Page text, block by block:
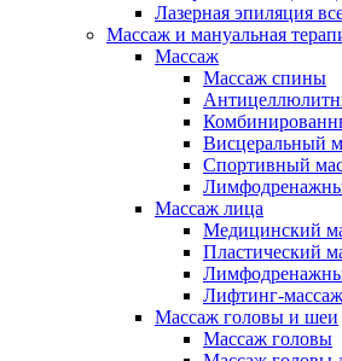
Лазерная эпиляция
Массаж и мануальная
Массаж
Массаж спины
Висцеральный
Спортивный
Массаж лица
Медицинский
Пластический
Лифтинг-
Массаж головы и шеи
Массаж головы